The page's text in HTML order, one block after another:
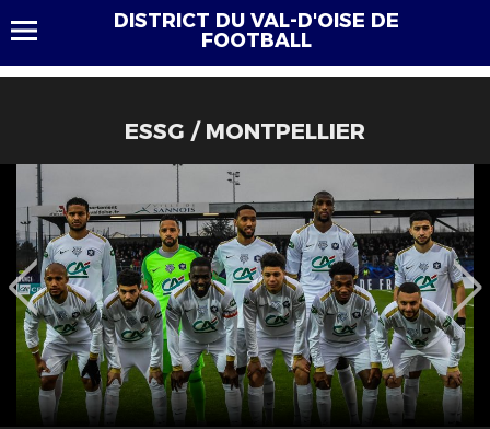
DISTRICT DU VAL-D'OISE DE
FOOTBALL
ESSG / MONTPELLIER